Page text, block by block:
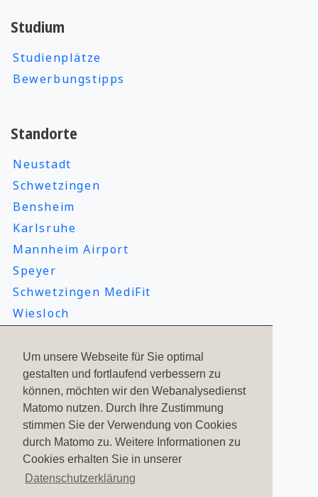
Um unsere Webseite für Sie optimal
gestalten und fortlaufend verbessern zu
können, möchten wir den Webanalysedienst
Matomo nutzen. Durch Ihre Zustimmung
stimmen Sie der Verwendung von Cookies
durch Matomo zu. Weitere Informationen zu
Cookies erhalten Sie in unserer
Datenschutzerklärung
Studium
Studienplätze
Bewerbungstipps
Standorte
Neustadt
Schwetzingen
Bensheim
Karlsruhe
Mannheim Airport
Speyer
Schwetzingen MediFit
Wiesloch
Kontakt
Service Center
Marketing
Studios
FirmenFitness / BGF
Datenschutzerklärung